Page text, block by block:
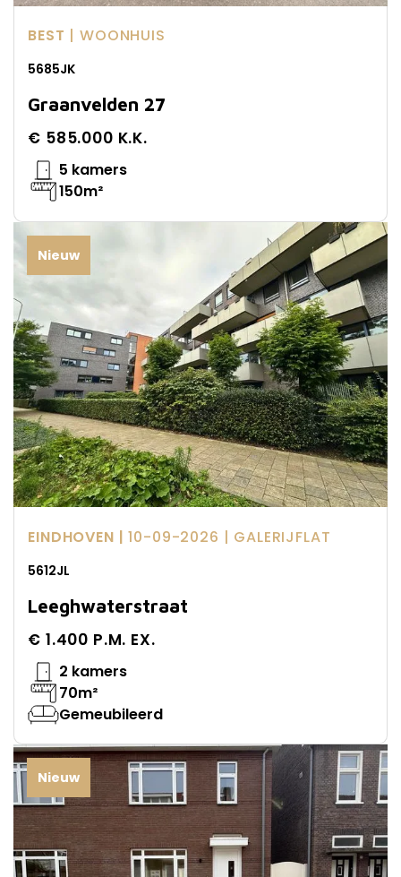
BEST | WOONHUIS
5685JK
Graanvelden 27
€ 585.000 K.K.
5 kamers
150m²
Nieuw
EINDHOVEN |10-09-2026 | GALERIJFLAT
5612JL
Leeghwaterstraat
€ 1.400 P.M. EX.
2 kamers
70m²
Gemeubileerd
Nieuw